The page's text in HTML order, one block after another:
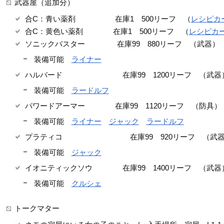
武器屋（追加分）
合C：青い薬剤 在庫1 500リーフ （ レシピカ
合C：黄色い薬剤 在庫1 500リーフ （ レシピカ
ソニックバスター 在庫99 880リーフ （武器）
装備可能 ライナー
ハルバード 在庫99 1200リーフ （武器
装備可能 ラードルフ
パワードアーマー 在庫99 1120リーフ （防具）
装備可能 ライナー ジャック
ラードルフ
プラティコ 在庫99 920リーフ （武器
装備可能 ジャック
イオニティックソウ 在庫99 1400リーフ （武器
装備可能
クルシェ
トークマター